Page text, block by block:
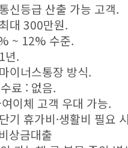
신등급 산출 가능 고객.
대 300만원.
~ 12% 수준.
년.
이너스통장 방식.
료 : 없음.
이체 고객 우대 가능.
기 휴가비·생활비 필요
상금대출